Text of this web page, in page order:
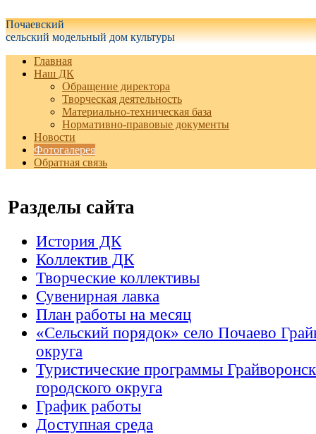
Почаевский
сельский модельный дом культуры
Главная
Наш ДК
Обращение директора
Творческая деятельность
Материально-техническая база
Нормативно-правовые документы
Новости
Фотогалерея
Обратная связь
Разделы сайта
История ДК
Коллектив ДК
Творческие коллективы
Сувенирная лавка
План работы на месяц
«Сельский порядок» село Почаево
округа
Туристические программы
городского округа
График работы
Доступная среда